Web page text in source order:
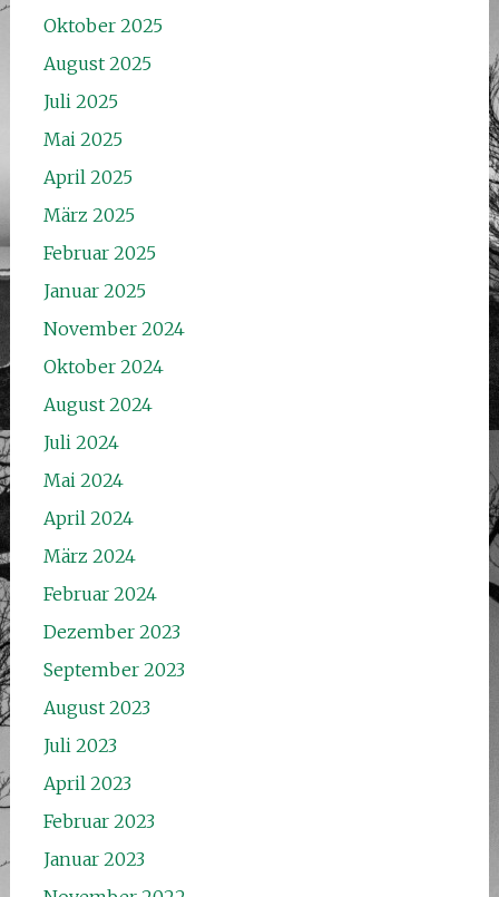
Oktober 2025
August 2025
Juli 2025
Mai 2025
April 2025
März 2025
Februar 2025
Januar 2025
November 2024
Oktober 2024
August 2024
Juli 2024
Mai 2024
April 2024
März 2024
Februar 2024
Dezember 2023
September 2023
August 2023
Juli 2023
April 2023
Februar 2023
Januar 2023